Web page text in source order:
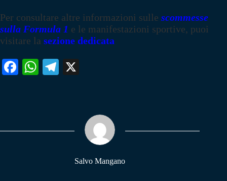
Per consultare altre informazioni sulle scommesse
sulla Formula 1 e le manifestazioni sportive, puoi
visitare la sezione dedicata
Fa W
pp
Te
m
Salvo Mangano